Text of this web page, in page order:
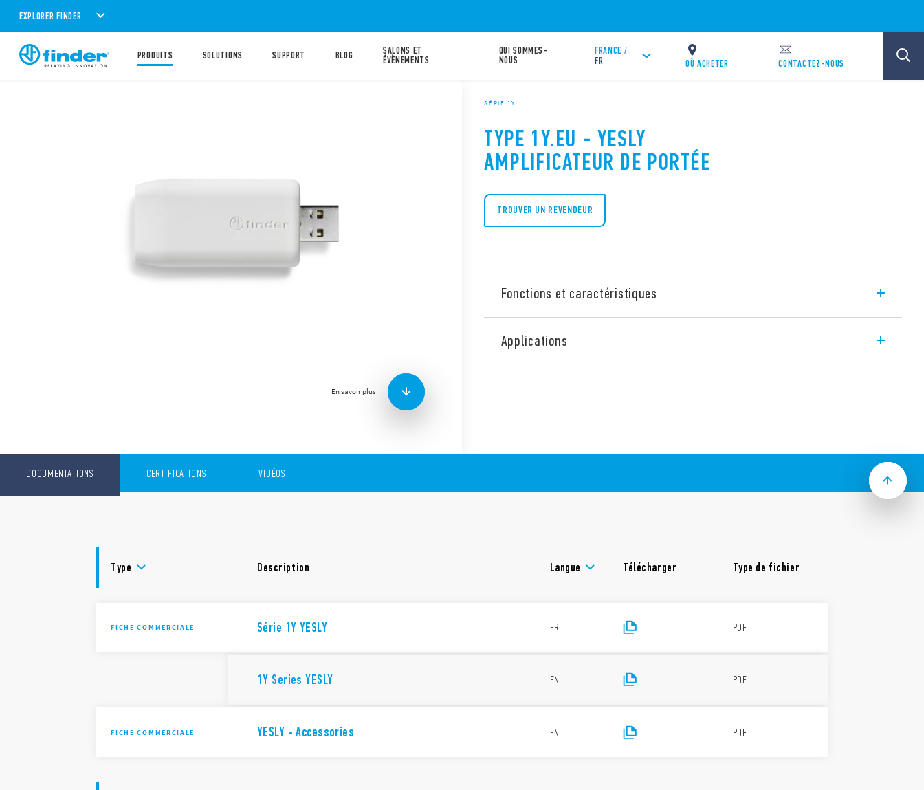
EXPLORER FINDER
PRODUITS SOLUTIONS SUPPORT BLOG
SALONS ET
ÉVÈNEMENTS
QUI SOMMES-
NOUS
FRANCE /
FR
OÙ ACHETER CONTACTEZ-NOUS
En savoir plus
SÉRIE 1Y
TYPE 1Y.EU - YESLY
AMPLIFICATEUR DE PORTÉE
TROUVER UN REVENDEUR
Fonctions et caractéristiques
permet d’étendre la portée du système YESLY d’environ 10 mètres en
champ libre et est utilisé lorsque les boutons poussoirs sans fil ou le
Applications
DOCUMENTATIONS CERTIFICATIONS VIDÉOS
Type Description Langue Télécharger Type de fichier
FICHE COMMERCIALE Série 1Y YESLY FR PDF
1Y Series YESLY EN PDF
FICHE COMMERCIALE YESLY - Accessories EN PDF